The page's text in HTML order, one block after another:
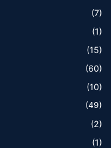
(7)
(1)
(15)
(60)
(10)
(49)
(2)
(1)